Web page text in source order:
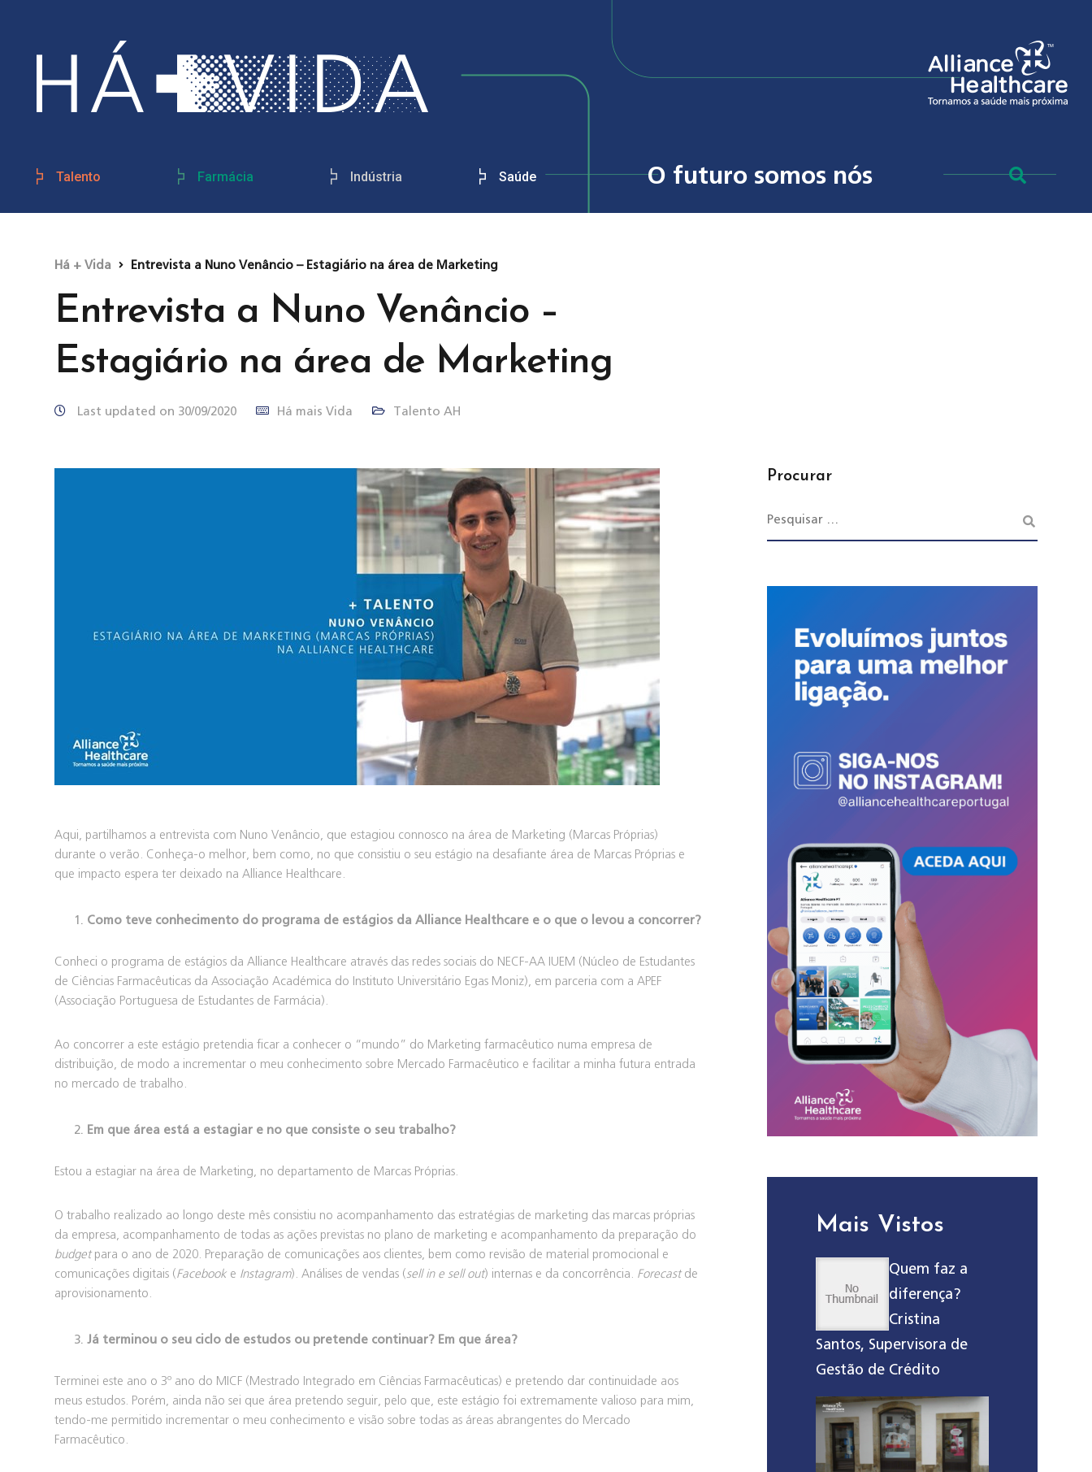
Talento Farmácia Indústria Saúde O futuro somos nós
Há + Vida Entrevista a Nuno Venâncio – Estagiário na área de Marketing
Entrevista a Nuno Venâncio –
Estagiário na área de Marketing
Last updated on 30/09/2020 Há mais Vida Talento AH
Aqui, partilhamos a entrevista com Nuno Venâncio, que estagiou connosco na área de Marketing (Marcas Próprias)
durante o verão. Conheça-o melhor, bem como, no que consistiu o seu estágio na desafiante área de Marcas Próprias e
que impacto espera ter deixado na Alliance Healthcare.
Como teve conhecimento do programa de estágios da Alliance Healthcare e o que o levou a concorrer?
Conheci o programa de estágios da Alliance Healthcare através das redes sociais do NECF-AA IUEM (Núcleo de Estudantes
de Ciências Farmacêuticas da Associação Académica do Instituto Universitário Egas Moniz), em parceria com a APEF
(Associação Portuguesa de Estudantes de Farmácia).
Ao concorrer a este estágio pretendia ficar a conhecer o “mundo” do Marketing farmacêutico numa empresa de
distribuição, de modo a incrementar o meu conhecimento sobre Mercado Farmacêutico e facilitar a minha futura entrada
no mercado de trabalho.
Em que área está a estagiar e no que consiste o seu trabalho?
Estou a estagiar na área de Marketing, no departamento de Marcas Próprias.
O trabalho realizado ao longo deste mês consistiu no acompanhamento das estratégias de marketing das marcas próprias
da empresa, acompanhamento de todas as ações previstas no plano de marketing e acompanhamento da preparação do
budgetpara o ano de 2020. Preparação de comunicações aos clientes, bem como revisão de material promocional e
comunicações digitais ( Facebook e Instagram). Análises de vendas (sell in e sell out) internas e da concorrência. Forecastde
aprovisionamento.
Já terminou o seu ciclo de estudos ou pretende continuar? Em que área?
Terminei este ano o 3º ano do MICF (Mestrado Integrado em Ciências Farmacêuticas) e pretendo dar continuidade aos
meus estudos. Porém, ainda não sei que área pretendo seguir, pelo que, este estágio foi extremamente valioso para mim,
tendo-me permitido incrementar o meu conhecimento e visão sobre todas as áreas abrangentes do Mercado
Farmacêutico.
Procurar
Mais Vistos
Quem faz a
diferença?
Cristina
Santos, Supervisora de
Gestão de Crédito